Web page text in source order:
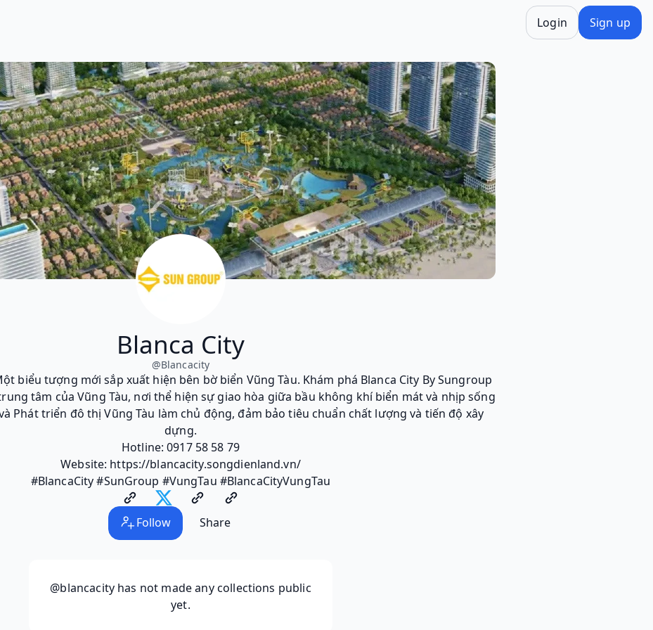
Login Sign up
Blanca City
@Blancacity
biểu tượng mới sắp xuất hiện bên bờ biển Vũng Tàu. Khám phá Blanca City By Sungroup
tâm của Vũng Tàu, nơi thể hiện sự giao hòa giữa bầu không khí biển mát và nhịp sống
Phát triển đô thị Vũng Tàu làm chủ động, đảm bảo tiêu chuẩn chất lượng và tiến độ xây
dựng.
Hotline: 0917 58 58 79
Website: https://blancacity.songdienland.vn/
#BlancaCity #SunGroup #VungTau #BlancaCityVungTau
Follow Share
@blancacity has not made any collections public
yet.